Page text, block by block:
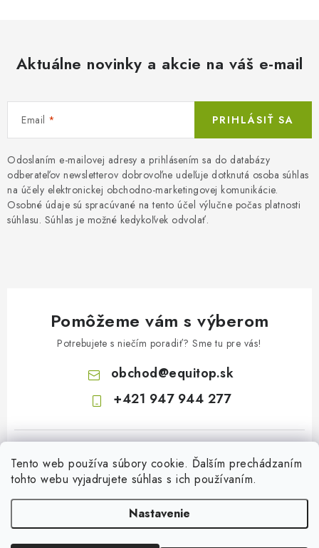
Tento web používa súbory cookie. Ďalším prechádzaním
tohto webu vyjadrujete súhlas s ich používaním.
Nastavenie
Aktuálne novinky a akcie na váš e-mail
Email
Odoslaním e-mailovej adresy a prihlásením sa do databázy
odberateľov newsletterov dobrovoľne udeľuje dotknutá osoba súhlas
na účely elektronickej obchodno-marketingovej komunikácie.
Osobné údaje sú spracúvané na tento účel výlučne počas platnosti
súhlasu. Súhlas je možné kedykoľvek odvolať.
PRIHLÁSIŤ SA
Pomôžeme vám s výberom
Potrebujete s niečím poradiť? Sme tu pre vás!
obchod@equitop.sk
+421 947 944 277